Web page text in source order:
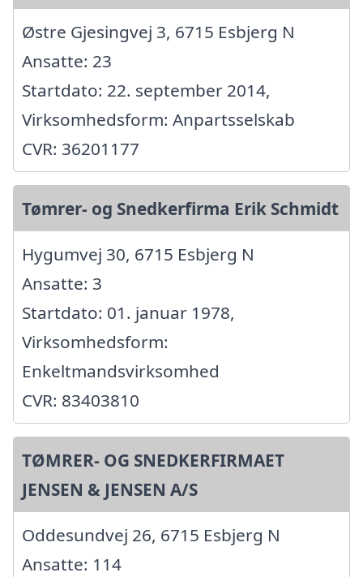
Østre Gjesingvej 3, 6715 Esbjerg N
Ansatte: 23
Startdato: 22. september 2014,
Virksomhedsform: Anpartsselskab
CVR: 36201177
Tømrer- og Snedkerfirma Erik Schmidt
Hygumvej 30, 6715 Esbjerg N
Ansatte: 3
Startdato: 01. januar 1978,
Virksomhedsform:
Enkeltmandsvirksomhed
CVR: 83403810
TØMRER- OG SNEDKERFIRMAET
JENSEN & JENSEN A/S
Oddesundvej 26, 6715 Esbjerg N
Ansatte: 114